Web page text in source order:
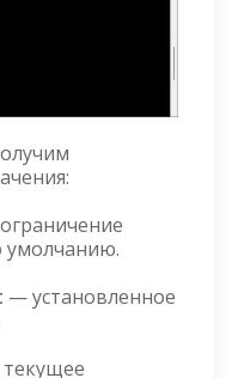
умолчанию.
— установленное